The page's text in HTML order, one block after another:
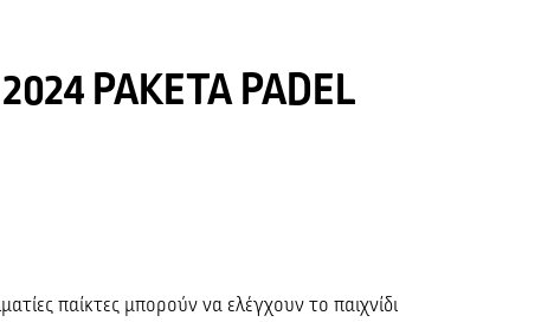
ΡΑΚΕΤΑ PADEL
παίκτες μπορούν να ελέγχουν το παιχνίδι